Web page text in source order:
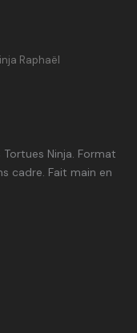
Raphaël
Ninja. Format
cadre. Fait main en